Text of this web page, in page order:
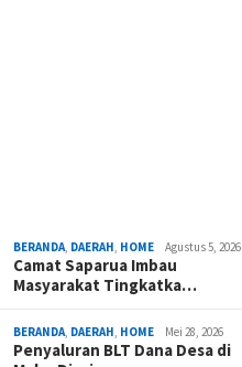
BERANDA DAERAH HOME Agustus 5, 2026
Camat Saparua Imbau
Masyarakat Tingkatka…
BERANDA DAERAH HOME Mei 28, 2026
Penyaluran BLT Dana Desa di